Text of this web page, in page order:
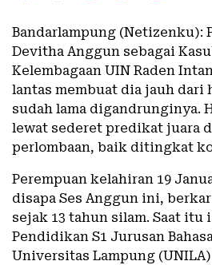
Bandarlampung (Netizenku):
Devitha Anggun sebagai
Kelembagaan UIN Raden
lantas membuat dia jauh dari
sudah lama digandrunginya.
lewat sederet predikat juara
perlombaan, baik ditingkat
Perempuan kelahiran 19
disapa Ses Anggun ini,
sejak 13 tahun silam. Saat itu
Pendidikan S1 Jurusan
Universitas Lampung